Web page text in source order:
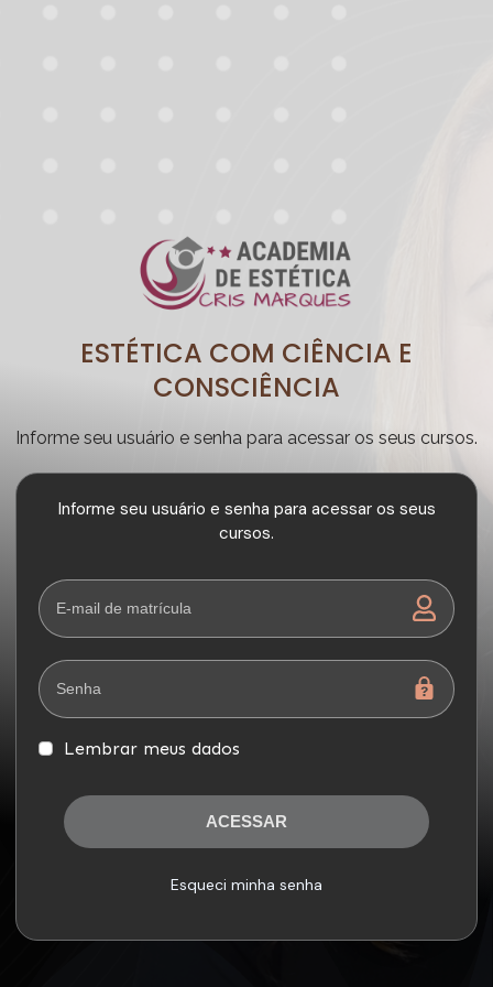
ESTÉTICA COM CIÊNCIA E
CONSCIÊNCIA
Informe seu usuário e senha para acessar os seus cursos.
Informe seu usuário e senha para acessar os seus
cursos.
Lembrar meus dados
ACESSAR
Esqueci minha senha